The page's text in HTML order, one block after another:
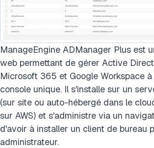
ManageEngine ADManager Plus est
web permettant de gérer Active
Microsoft 365 et Google Workspace
console unique. Il s'installe sur un
(sur site ou auto-hébergé dans le
sur AWS) et s'administre via un
d'avoir à installer un client de bureau
administrateur.